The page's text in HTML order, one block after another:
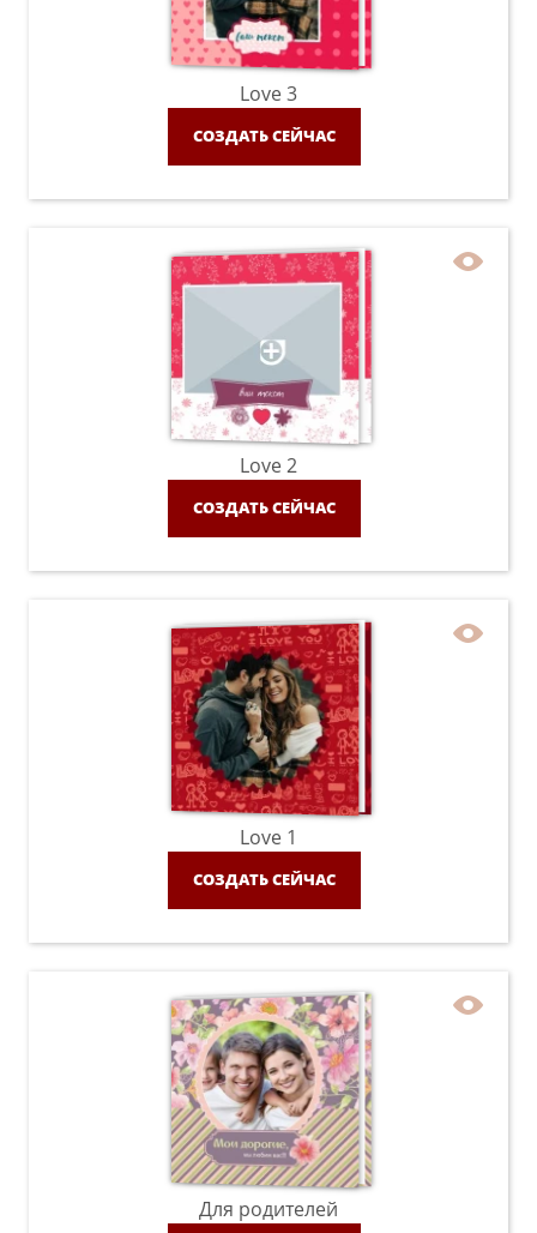
Love 3
СОЗДАТЬ СЕЙЧАС
Love 2
СОЗДАТЬ СЕЙЧАС
Love 1
СОЗДАТЬ СЕЙЧАС
Для родителей